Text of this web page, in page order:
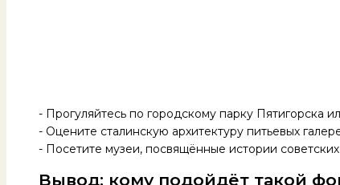
- Прогуляйтесь по городскому парку Пятигорска
- Оцените сталинскую архитектуру питьевых
- Посетите музеи, посвящённые истории
Вывод: кому подойдёт такой